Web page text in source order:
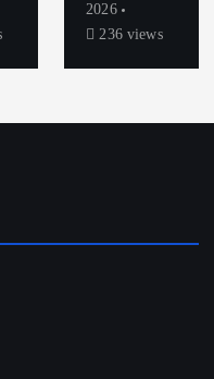
2026
236 views